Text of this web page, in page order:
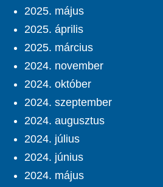
2025. május
2025. április
2025. március
2024. november
2024. október
2024. szeptember
2024. augusztus
2024. július
2024. június
2024. május